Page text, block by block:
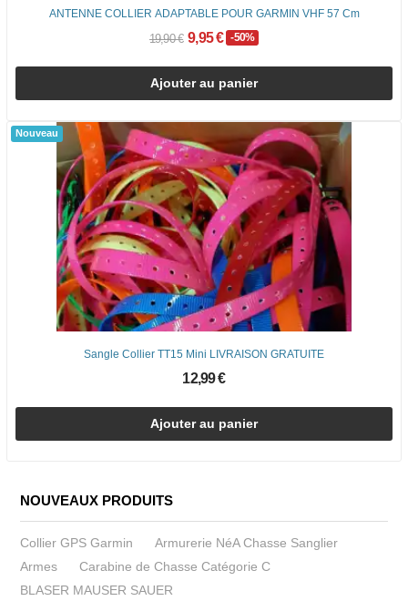
ANTENNE COLLIER ADAPTABLE POUR GARMIN VHF 57 Cm
19,90 € 9,95 € -50%
Ajouter au panier
Nouveau
Sangle Collier TT15 Mini LIVRAISON GRATUITE
12,99 €
Ajouter au panier
NOUVEAUX PRODUITS
Collier GPS Garmin
Armurerie NéA Chasse Sanglier
Armes
Carabine de Chasse Catégorie C
BLASER MAUSER SAUER